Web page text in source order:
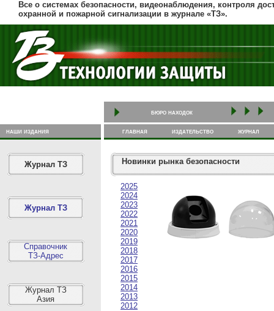
Все о системах безопасности, видеонаблюдения, контроля
охранной и пожарной сигнализации в журнале «ТЗ».
бюро находок
наши издания главная издательство журнал
Журнал ТЗ
Журнал ТЗ
Справочник
ТЗ-Адрес
Журнал ТЗ
Азия
Новинки рынка безопасности
2025
2024
2023
2022
2021
2020
2019
2018
2017
2016
2015
2014
2013
2012